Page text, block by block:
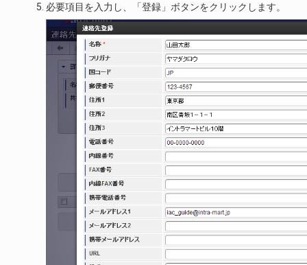
必要項目を入力し、「登録」ボタンをクリックします。